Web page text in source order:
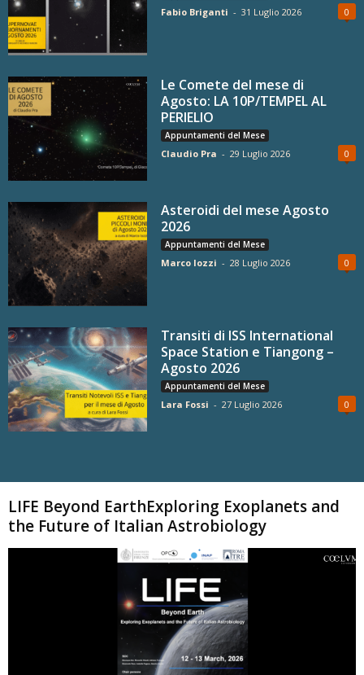
Fabio Briganti - 31 Luglio 2026 0
Le Comete del mese di
Agosto: LA 10P/TEMPEL AL
PERIELIO
Appuntamenti del Mese
Claudio Pra - 29 Luglio 2026 0
Asteroidi del mese Agosto
2026
Appuntamenti del Mese
Marco Iozzi - 28 Luglio 2026 0
Transiti di ISS International
Space Station e Tiangong –
Agosto 2026
Appuntamenti del Mese
Lara Fossi - 27 Luglio 2026 0
LIFE Beyond EarthExploring Exoplanets and
the Future of Italian Astrobiology